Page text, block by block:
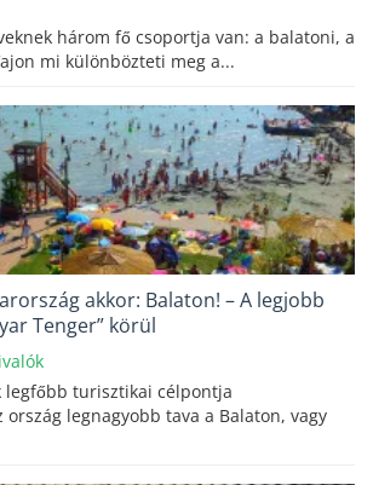
három fő csoportja van: a balatoni, a
mi különbözteti meg a...
akkor: Balaton! – A legjobb
Tenger” körül
legfőbb turisztikai célpontja
ország legnagyobb tava a Balaton, vagy